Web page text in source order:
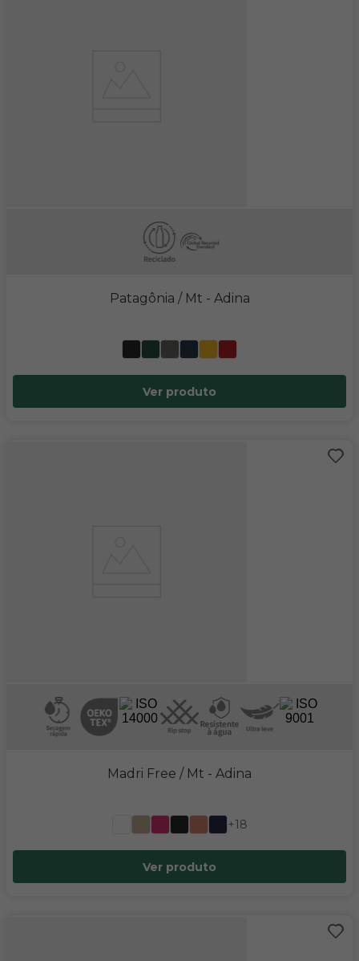
Patagônia / Mt - Adina
Ver produto
Madri Free / Mt - Adina
+18
Ver produto